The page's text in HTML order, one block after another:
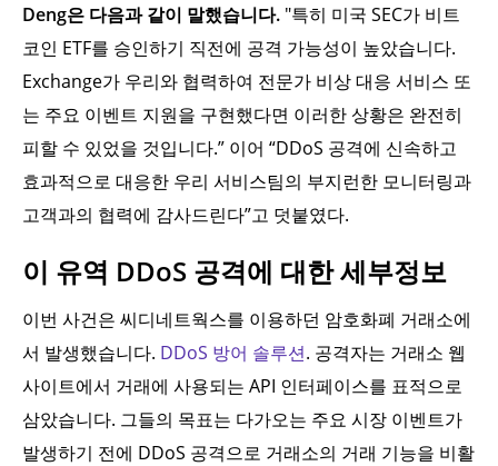
Deng은 다음과 같이 말했습니다. "특히 미국 SEC가 비트
코인 ETF를 승인하기 직전에 공격 가능성이 높았습니다.
Exchange가 우리와 협력하여 전문가 비상 대응 서비스 또
는 주요 이벤트 지원을 구현했다면 이러한 상황은 완전히
피할 수 있었을 것입니다.” 이어 “DDoS 공격에 신속하고
효과적으로 대응한 우리 서비스팀의 부지런한 모니터링과
고객과의 협력에 감사드린다”고 덧붙였다.
이 유역 DDoS 공격에 대한 세부정보
이번 사건은 씨디네트웍스를 이용하던 암호화폐 거래소에
서 발생했습니다. DDoS 방어 솔루션. 공격자는 거래소 웹
사이트에서 거래에 사용되는 API 인터페이스를 표적으로
삼았습니다. 그들의 목표는 다가오는 주요 시장 이벤트가
발생하기 전에 DDoS 공격으로 거래소의 거래 기능을 비활